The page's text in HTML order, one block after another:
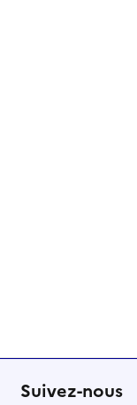
Suivez-nous